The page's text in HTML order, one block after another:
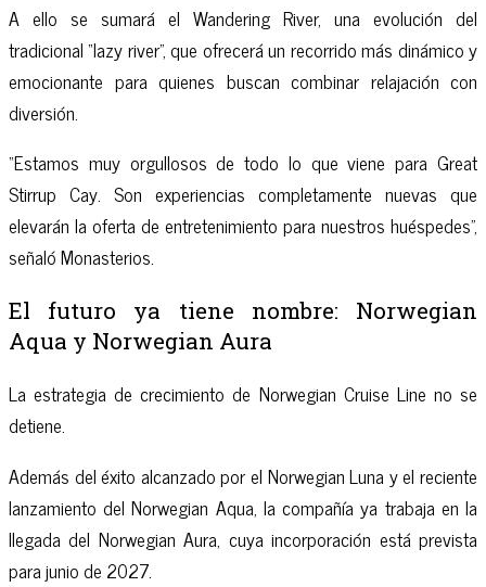
A ello se sumará el Wandering River, una evolución del
tradicional “lazy river”, que ofrecerá un recorrido más dinámico y
emocionante para quienes buscan combinar relajación con
diversión.
“Estamos muy orgullosos de todo lo que viene para Great
Stirrup Cay. Son experiencias completamente nuevas que
elevarán la oferta de entretenimiento para nuestros huéspedes”,
señaló Monasterios.
El futuro ya tiene nombre: Norwegian
Aqua y Norwegian Aura
La estrategia de crecimiento de Norwegian Cruise Line no se
detiene.
Además del éxito alcanzado por el Norwegian Luna y el reciente
lanzamiento del Norwegian Aqua, la compañía ya trabaja en la
llegada del Norwegian Aura, cuya incorporación está prevista
para junio de 2027.